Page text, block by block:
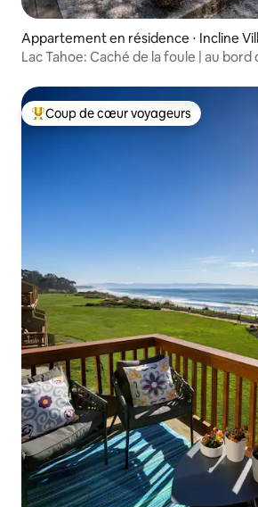
Appartement en résidence ⋅ Incline
Lac Tahoe: Caché de la foule | au bord
Coups de cœur voyageurs les plus
Coup de cœur voyageurs